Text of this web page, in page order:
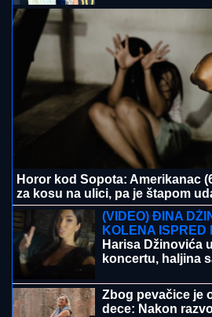
(FOTO) NAKON
POSVEĆEN
Dragičević
Vasilija je
DVOJICA
FABRICI Incident
hitno prevezen u